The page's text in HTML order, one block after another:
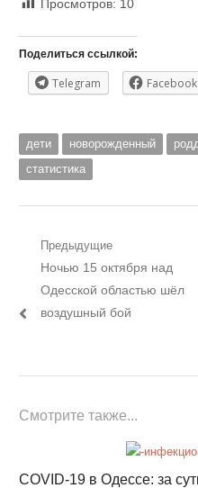
Просмотров: 10
Поделиться ссылкой:
Telegram Facebook
дети новорожденный
статистика
Навигация
по
записям
Предыдущие
Предыдущий
пост:
Ночью 15 октября над
Одесской областью шёл
воздушный бой
Смотрите также...
COVID-19 в Одессе: за